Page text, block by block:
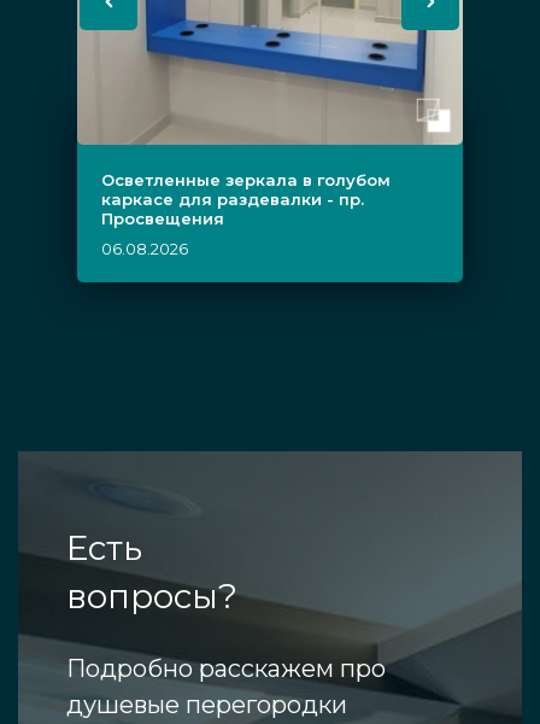
Осветленные зеркала в голубом
каркасе для раздевалки - пр.
Просвещения
06.08.2026
Есть
вопросы?
Подробно расскажем про
душевые перегородки